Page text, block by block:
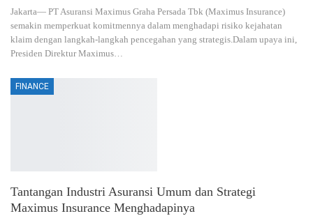
Jakarta— PT Asuransi Maximus Graha Persada Tbk (Maximus Insurance)
semakin memperkuat komitmennya dalam menghadapi risiko kejahatan
klaim dengan langkah-langkah pencegahan yang strategis.Dalam upaya ini,
Presiden Direktur Maximus
FINANCE
Tantangan Industri Asuransi Umum dan Strategi
Maximus Insurance Menghadapinya